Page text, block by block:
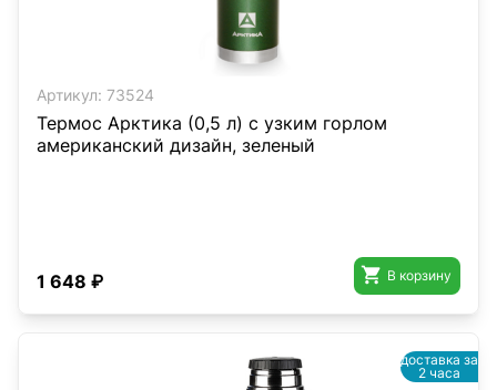
Артикул: 73524
Термос Арктика (0,5 л) с узким горлом
американский дизайн, зеленый
1 648 ₽  В корзину
доставка за
2 часа